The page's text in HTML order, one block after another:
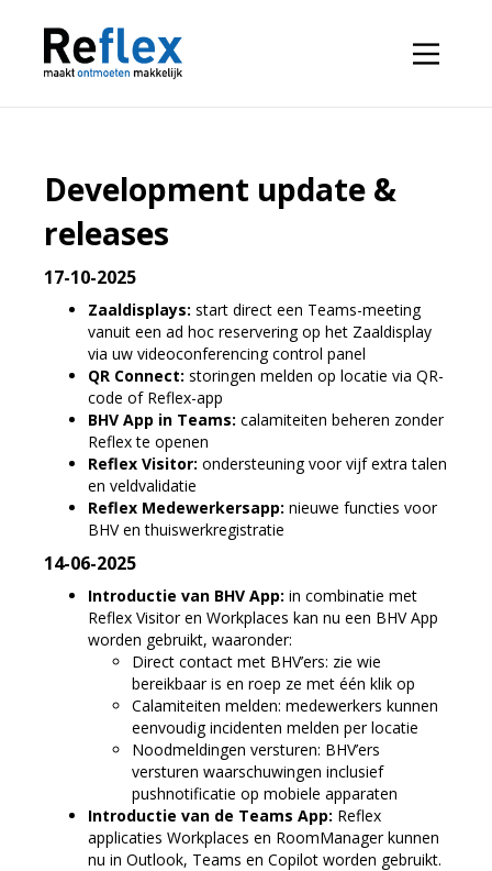
Development update &
releases
17-10-2025
Zaaldisplays: start direct een Teams-meeting
vanuit een ad hoc reservering op het Zaaldisplay
via uw videoconferencing control panel
QR Connect: storingen melden op locatie via QR-
code of Reflex-app
BHV App in Teams: calamiteiten beheren zonder
Reflex te openen
Reflex Visitor: ondersteuning voor vijf extra talen
en veldvalidatie
Reflex Medewerkersapp: nieuwe functies voor
BHV en thuiswerkregistratie
14-06-2025
Introductie van BHV App: in combinatie met
Reflex Visitor en Workplaces kan nu een BHV App
worden gebruikt, waaronder:
Direct contact met BHV’ers: zie wie
bereikbaar is en roep ze met één klik op
Calamiteiten melden: medewerkers kunnen
eenvoudig incidenten melden per locatie
Noodmeldingen versturen: BHV’ers
versturen waarschuwingen inclusief
pushnotificatie op mobiele apparaten
Introductie van de Teams App: Reflex
applicaties Workplaces en RoomManager kunnen
nu in Outlook, Teams en Copilot worden gebruikt.